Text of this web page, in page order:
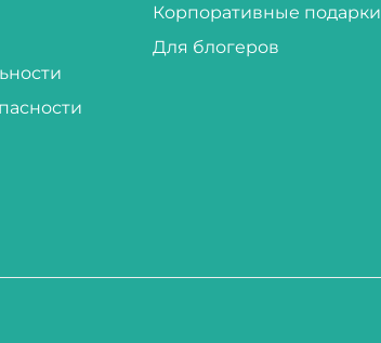
Корпоративные подарки
Для блогеров